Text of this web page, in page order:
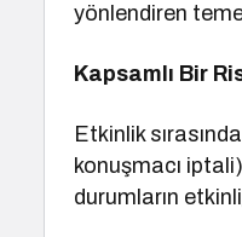
yönlendiren
Kapsamlı Bir
Etkinlik
konuşmacı
durumların